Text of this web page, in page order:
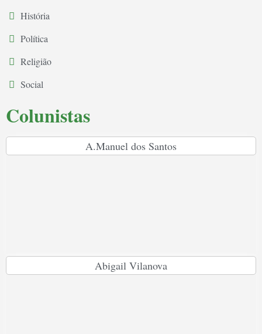
História
Política
Religião
Social
Colunistas
A.Manuel dos Santos
Abigail Vilanova